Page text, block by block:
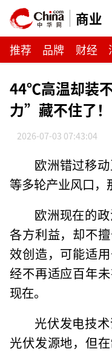
商业
推荐 品牌 财经
44℃高温却装
力”藏不住了！
2026-07-03 07:43:04
欧洲错过移
等多轮产业风口，
欧洲现在的
各方利益，却不
效创造，可能适
经不再适应百年
现在。
光伏发电技
光伏发源地，但